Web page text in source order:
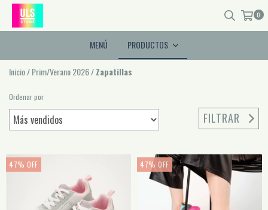
0
MENÚ PRODUCTOS
Inicio/Prim/Verano 2026/Zapatillas
Ordenar por
FILTRAR
47% OFF 47% OFF